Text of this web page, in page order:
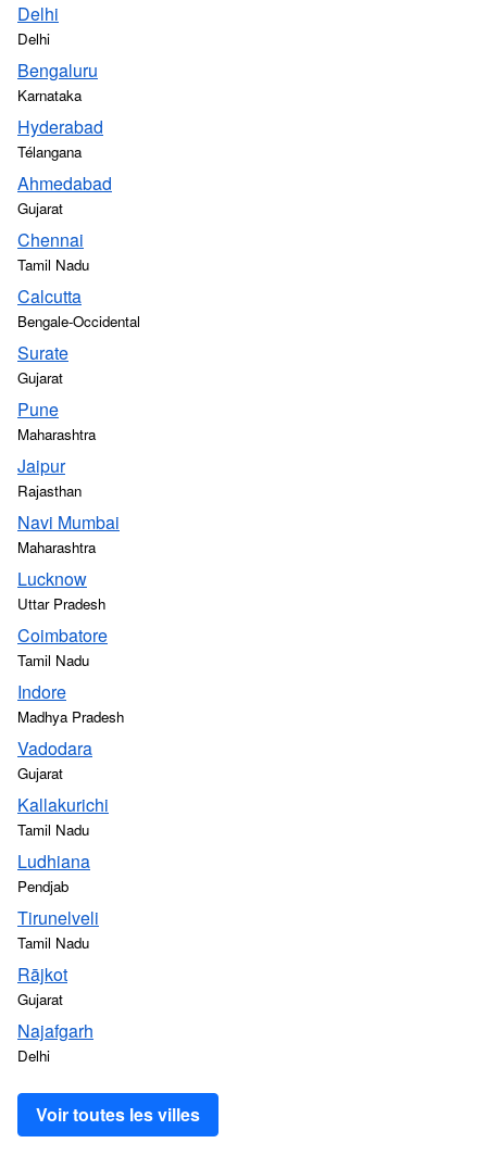
Delhi
Delhi
Bengaluru
Karnataka
Hyderabad
Télangana
Ahmedabad
Gujarat
Chennai
Tamil Nadu
Calcutta
Bengale-Occidental
Surate
Gujarat
Pune
Maharashtra
Jaipur
Rajasthan
Navi Mumbai
Maharashtra
Lucknow
Uttar Pradesh
Coimbatore
Tamil Nadu
Indore
Madhya Pradesh
Vadodara
Gujarat
Kallakurichi
Tamil Nadu
Ludhiana
Pendjab
Tirunelveli
Tamil Nadu
Rājkot
Gujarat
Najafgarh
Delhi
Voir toutes les villes